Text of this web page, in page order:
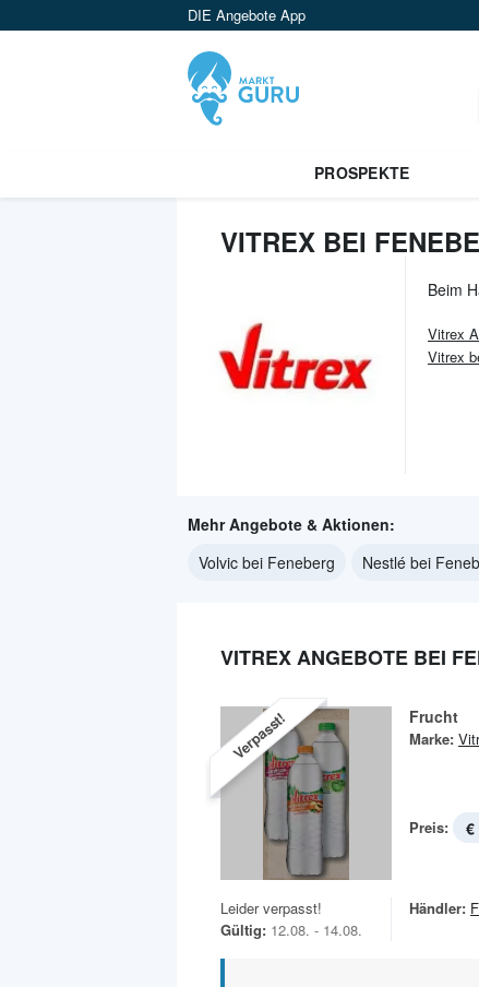
DIE Angebote App
PROSPEKTE
VITREX BEI
Beim
Vitrex
Vitrex
Mehr Angebote & Aktionen:
Volvic bei Feneberg
Nestlé bei
VITREX ANGEBOTE BEI
Verpasst! Frucht
Marke:
Preis: €
Leider verpasst!
Gültig: 12.08. - 14.08.
Händler: